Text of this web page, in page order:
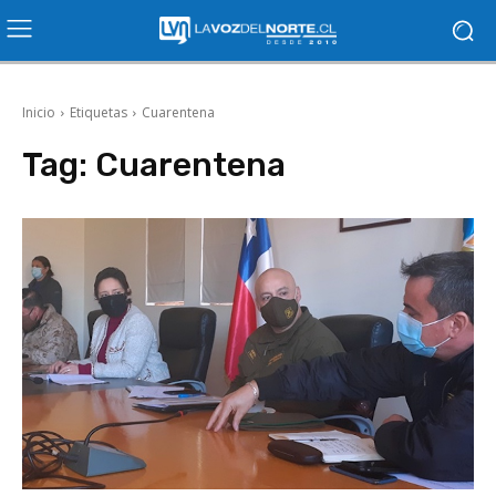
Inicio Etiquetas Cuarentena
Tag: Cuarentena